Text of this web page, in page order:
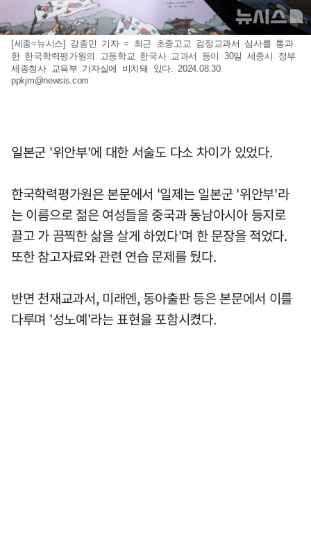
[세종=뉴시스] 강종민 기자 = 최근 초중고교 검정교과서 심사를 통과
한 한국학력평가원의 고등학교 한국사 교과서 등이 30일 세종시 정부
세종청사 교육부 기자실에 비치돼 있다. 2024.08.30.
ppkjm@newsis.com
일본군 '위안부'에 대한 서술도 다소 차이가 있었다.
한국학력평가원은 본문에서 '일제는 일본군 '위안부'라
는 이름으로 젊은 여성들을 중국과 동남아시아 등지로
끌고 가 끔찍한 삶을 살게 하였다'며 한 문장을 적었다.
또한 참고자료와 관련 연습 문제를 뒀다.
반면 천재교과서, 미래엔, 동아출판 등은 본문에서 이를
다루며 '성노예'라는 표현을 포함시켰다.